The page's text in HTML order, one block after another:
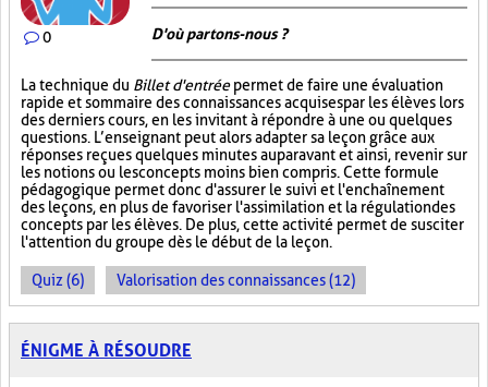
0 D'où partons-nous ?
La technique du Billet d'entréepermet de faire une évaluation
rapide et sommaire des connaissances acquises par les élèves lors
des derniers cours, en les invitant à répondre à une ou quelques
questions. L’enseignant peut alors adapter sa leçon grâce aux
réponses reçues quelques minutes auparavant et ainsi, revenir sur
les notions ou les concepts moins bien compris. Cette formule
pédagogique permet donc d'assurer le suivi et l'enchaînement
des leçons, en plus de favoriser l'assimilation et la régulation des
concepts par les élèves. De plus, cette activité permet de susciter
l'attention du groupe dès le début de la leçon.
Quiz (6) Valorisation des connaissances (12)
ÉNIGME À RÉSOUDRE